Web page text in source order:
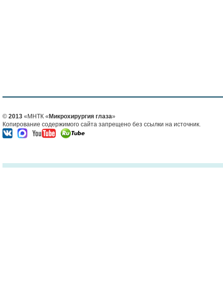
© 2013 «МНТК « Микрохирургия глаза»
Копирование содержимого сайта запрещено без ссылки на источник.